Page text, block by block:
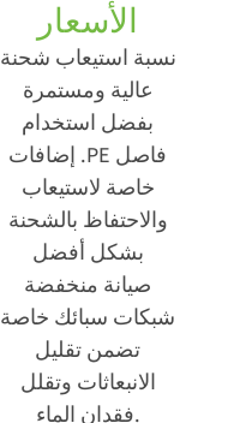
الأسعار
نسبة استيعاب شحنة
عالية ومستمرة
بفضل استخدام
فاصل PE. إضافات
خاصة لاستيعاب
والاحتفاظ بالشحنة
بشكل أفضل
صيانة منخفضة
شبكات سبائك خاصة
تضمن تقليل
الانبعاثات وتقلل
فقدان الماء.